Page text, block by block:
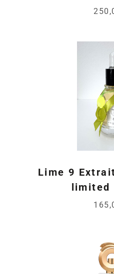
Lime 9
limited